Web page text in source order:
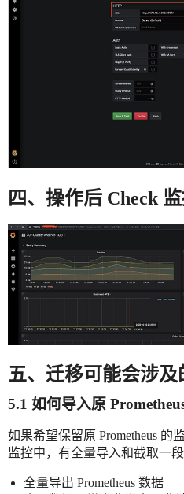
四、操作后 Check
五、迁移可能会涉及
5.1 如何导入原
如果希望保留原 Prometheus 的
监控中，有全量导入和截取一
全量导出 Prometheus 数据